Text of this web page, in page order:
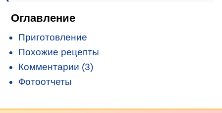
Оглавление
Приготовление
Похожие рецепты
Комментарии (3)
Фотоотчеты